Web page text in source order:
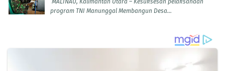
program TNI Manunggal Membangun Desa...